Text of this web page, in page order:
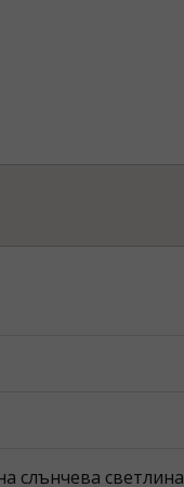
слънчева светлина